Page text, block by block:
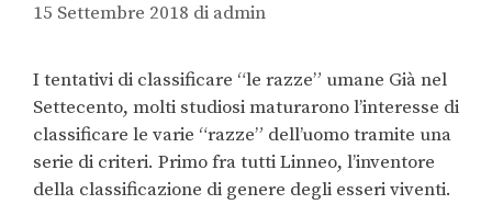
15 Settembre 2018 di admin
I tentativi di classificare “le razze” umane Già nel
Settecento, molti studiosi maturarono l’interesse di
classificare le varie “razze” dell’uomo tramite una
serie di criteri. Primo fra tutti Linneo, l’inventore
della classificazione di genere degli esseri viventi.